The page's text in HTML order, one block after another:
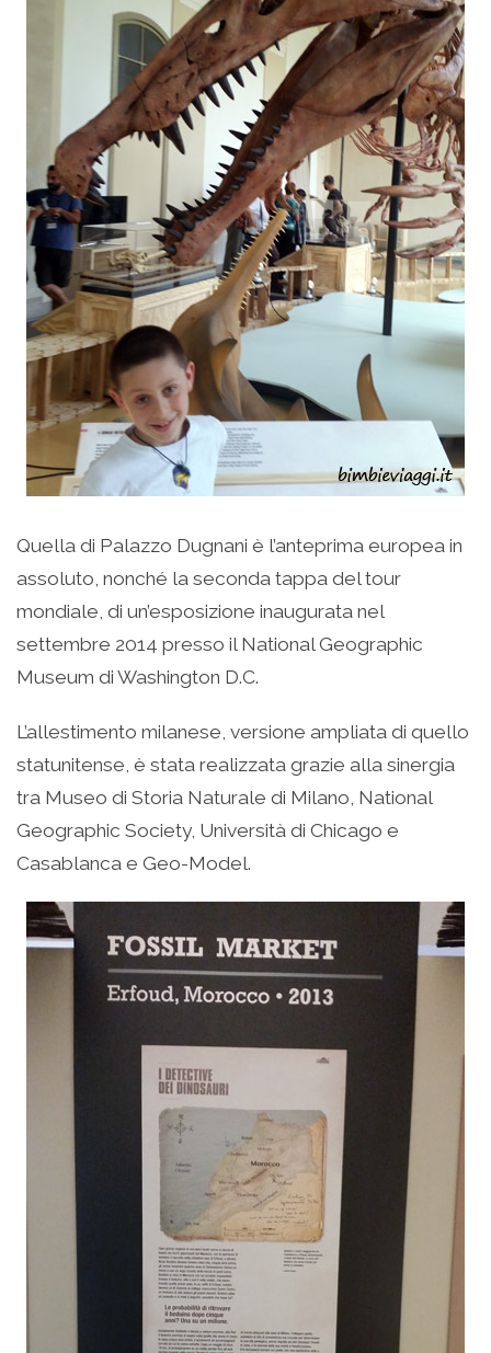
Quella di Palazzo Dugnani è l’anteprima europea in
assoluto, nonché la seconda tappa del tour
mondiale, di un’esposizione inaugurata nel
settembre 2014 presso il National Geographic
Museum di Washington D.C.
L’allestimento milanese, versione ampliata di quello
statunitense, è stata realizzata grazie alla sinergia
tra Museo di Storia Naturale di Milano, National
Geographic Society, Università di Chicago e
Casablanca e Geo-Model.